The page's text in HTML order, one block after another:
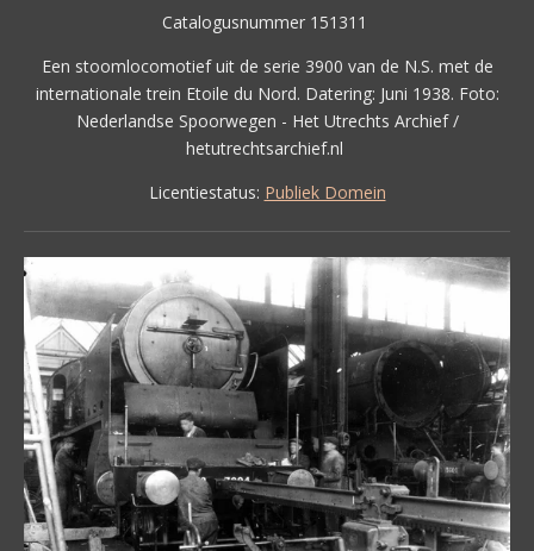
Catalogusnummer 151311
Een stoomlocomotief uit de serie 3900 van de N.S. met de
internationale trein Etoile du Nord. Datering: Juni 1938. Foto:
Nederlandse Spoorwegen - Het Utrechts Archief /
hetutrechtsarchief.nl
Licentiestatus: Publiek Domein